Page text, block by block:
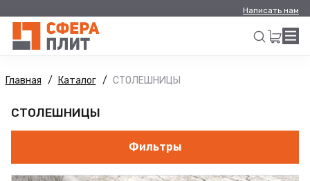
Написать нам
Главная Каталог СТОЛЕШНИЦЫ
СТОЛЕШНИЦЫ
Фильтры